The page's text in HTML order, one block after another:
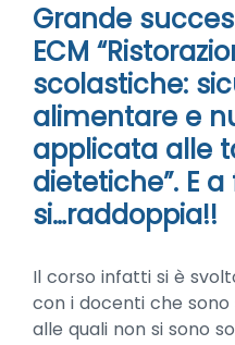
Grande
ECM
scolastiche:
alimentare e
applicata alle
dietetiche”. E
si…raddoppia!!
Il corso infatti si è
con i docenti che
alle quali non si sono